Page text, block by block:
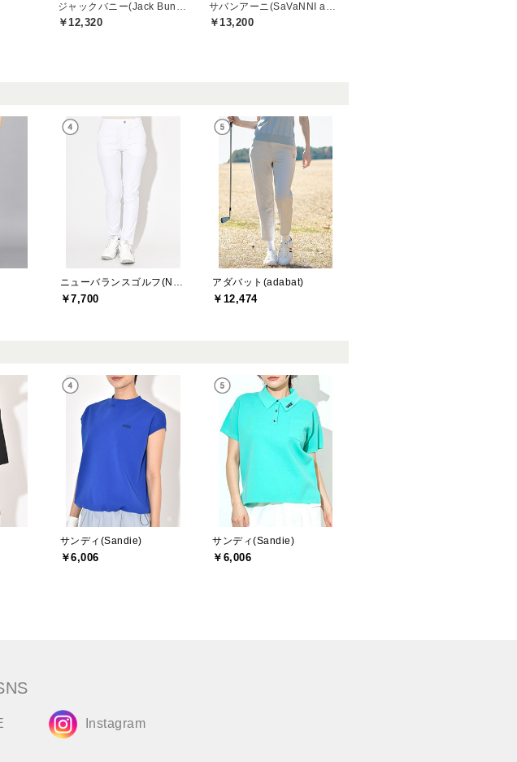
￥12,320 ￥13,200
￥7,700
アダバット(adabat)
￥12,474
サンディ(Sandie)
￥6,006
サンディ(Sandie)
￥6,006
Instagram